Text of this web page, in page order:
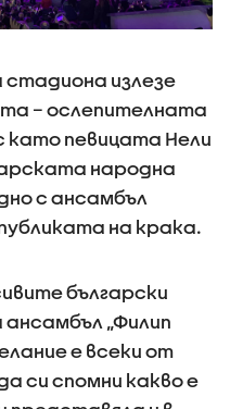
излезе
– ослепителната
като певицата Нели
народна
с ансамбъл
публиката на крака.
български
„Филип
е всеки от
си спомни какво е